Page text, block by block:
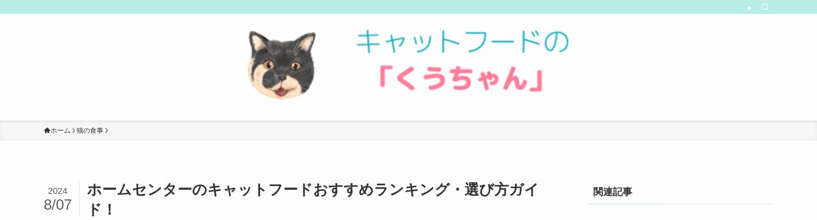
ホーム 猫の食事
ホームセンターのキャットフードおすすめランキング・選び方ガイ
ド！
2024
8/07
関連記事